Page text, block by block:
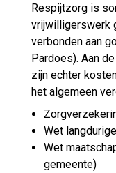
Respijtzorg is
vrijwilligerswerk
verbonden aan
Pardoes). Aan
zijn echter
het algemeen
Wet
Wet
gemeente)